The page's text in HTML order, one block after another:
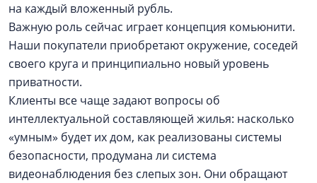
на каждый вложенный рубль.
Важную роль сейчас играет концепция комьюнити.
Наши покупатели приобретают окружение, соседей
своего круга и принципиально новый уровень
приватности.
Клиенты все чаще задают вопросы об
интеллектуальной составляющей жилья: насколько
«умным» будет их дом, как реализованы системы
безопасности, продумана ли система
видеонаблюдения без слепых зон. Они обращают